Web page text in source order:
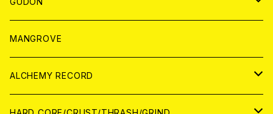
WORLD
アパレル
PATCH
アナログ
MANGROVE
ALCHEMY RECORD
CD